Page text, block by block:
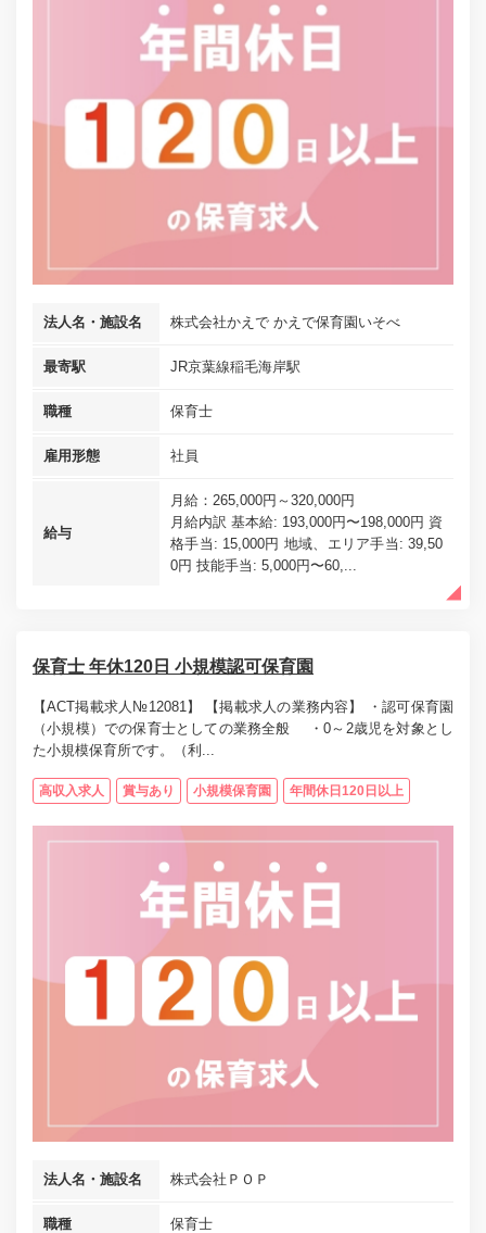
法人名・施設名 株式会社かえで かえで保育園いそべ
最寄駅 JR京葉線稲毛海岸駅
職種 保育士
雇用形態 社員
給与
月給：265,000円～320,000円
月給内訳 基本給: 193,000円〜198,000円 資
格手当: 15,000円 地域、エリア手当: 39,50
0円 技能手当: 5,000円〜60,...
保育士 年休120日 小規模認可保育園
【ACT掲載求人№12081】 【掲載求人の業務内容】 ・認可保育園
（小規模）での保育士としての業務全般 ・0～2歳児を対象とし
た小規模保育所です。（利...
高収入求人 賞与あり 小規模保育園 年間休日120日以上
法人名・施設名 株式会社ＰＯＰ
職種 保育士